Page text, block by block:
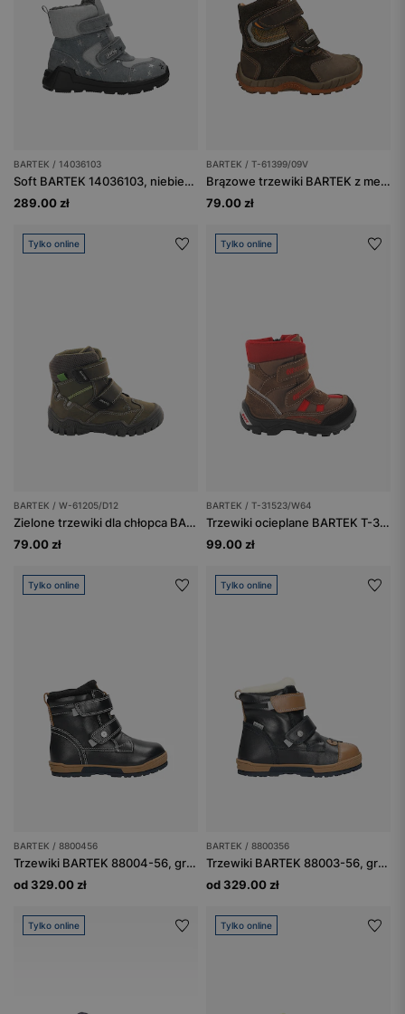
BARTEK / 14036103
Soft BARTEK 14036103, niebiesko-szary
289.00 zł
BARTEK / T-61399/09V
Brązowe trzewiki BARTEK z membraną SYMPATEX T-61399/09V
79.00 zł
Tylko online
BARTEK / W-61205/D12
Zielone trzewiki dla chłopca BARTEK W-61205/D12
79.00 zł
Tylko online
BARTEK / T-31523/W64
Trzewiki ocieplane BARTEK T-31523/W64, brązowo-czerwony
99.00 zł
Tylko online
BARTEK / 8800456
Trzewiki BARTEK 88004-56, granatowe
od 329.00 zł
Tylko online
BARTEK / 8800356
Trzewiki BARTEK 88003-56, granatowo-brązowe
od 329.00 zł
Tylko online Tylko online